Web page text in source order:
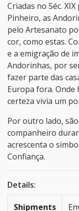
Criadas no Séc.
Pinheiro, as
pelo Artesanato
cor, como estas.
e a emigração de
Andorinhas, por
fazer parte das
Europa fora. Onde
certeza vivia um
Por outro lado,
companheiro
acrescenta o
Confiança.
Details:
Shipments